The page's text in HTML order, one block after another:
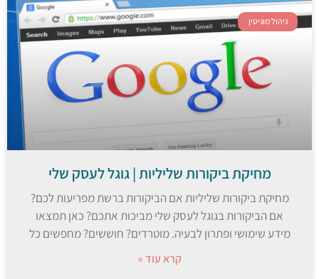
ניהול מוניטין
מחיקת ביקורות שליליות | גוגל לעסק שלי
מחיקת ביקורות שליליות אם הביקורות ברשת מפריעות לכם?
אם הביקורות בגוגל לעסק שלי מביכות אתכם? כאן תמצאו
מידע שימושי ופתרון לבעיה. מוטרדים? חוששים? מחפשים כל
קרא עוד »